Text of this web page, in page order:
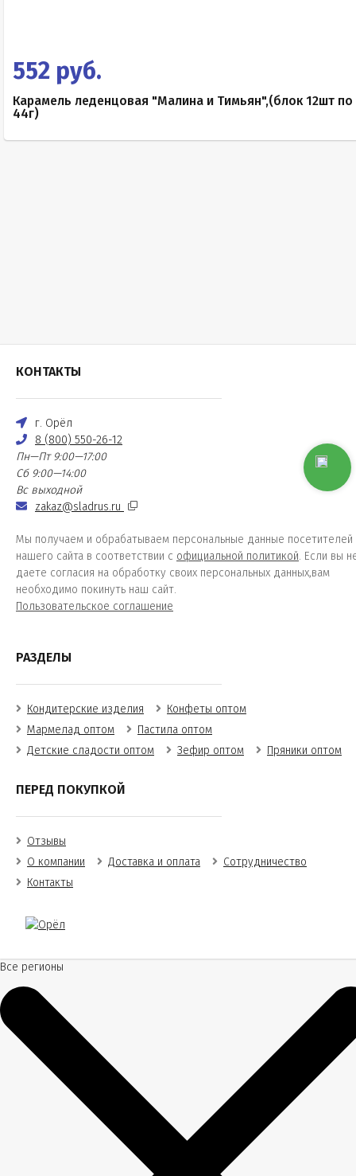
552 руб.
Карамель леденцовая "Малина и Тимьян",(блок 12шт по
44г)
КОНТАКТЫ
г. Орёл
8 (800) 550-26-12
Пн—Пт 9:00—17:00
Сб 9:00—14:00
Вс выходной
zakaz@sladrus.ru
Мы получаем и обрабатываем персональные данные посетителей
нашего сайта в соответствии с официальной политикой. Если вы
даете согласия на обработку своих персональных данных,вам
необходимо покинуть наш сайт.
Пользовательское соглашение
РАЗДЕЛЫ
Кондитерские изделия
Конфеты оптом
Мармелад оптом
Пастила оптом
Детские сладости оптом
Зефир оптом Пряники оптом
ПЕРЕД ПОКУПКОЙ
Отзывы
О компании
Доставка и оплата
Сотрудничество
Контакты
Все регионы